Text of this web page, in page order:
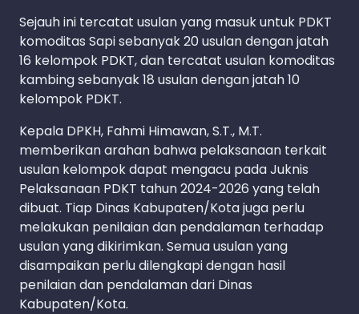
Sejauh ini tercatat usulan yang masuk untuk PDKT
komoditas Sapi sebanyak 20 usulan dengan jatah
16 kelompok PDKT, dan tercatat usulan komoditas
kambing sebanyak 18 usulan dengan jatah 10
kelompok PDKT.
Kepala DPKH, Fahmi Himawan, S.T., M.T.
memberikan arahan bahwa pelaksanaan terkait
usulan kelompok dapat mengacu pada Juknis
Pelaksanaan PDKT tahun 2024-2026 yang telah
dibuat. Tiap Dinas Kabupaten/Kota juga perlu
melakukan penilaian dan pendalaman terhadap
usulan yang dikirimkan. Semua usulan yang
disampaikan perlu dilengkapi dengan hasil
penilaian dan pendalaman dari Dinas
Kabupaten/Kota.